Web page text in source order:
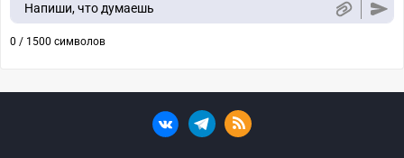
Напиши, что думаешь
0 / 1500 символов